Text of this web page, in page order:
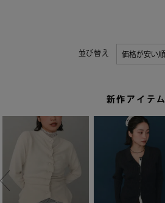
並び替え
新作アイテム